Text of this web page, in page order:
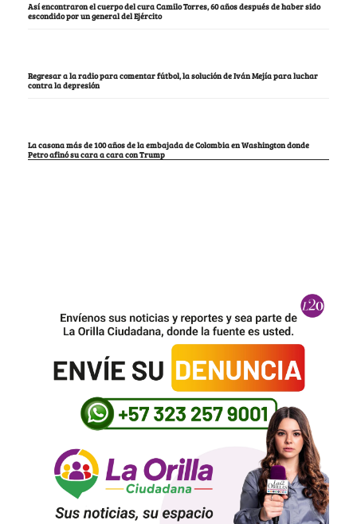
Así encontraron el cuerpo del cura Camilo Torres, 60 años después de haber sido
escondido por un general del Ejército
Regresar a la radio para comentar fútbol, la solución de Iván Mejía para luchar
contra la depresión
La casona más de 100 años de la embajada de Colombia en Washington donde
Petro afinó su cara a cara con Trump